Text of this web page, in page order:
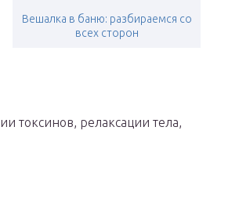
Вешалка в баню: разбираемся со
всех сторон
токсинов, релаксации тела,